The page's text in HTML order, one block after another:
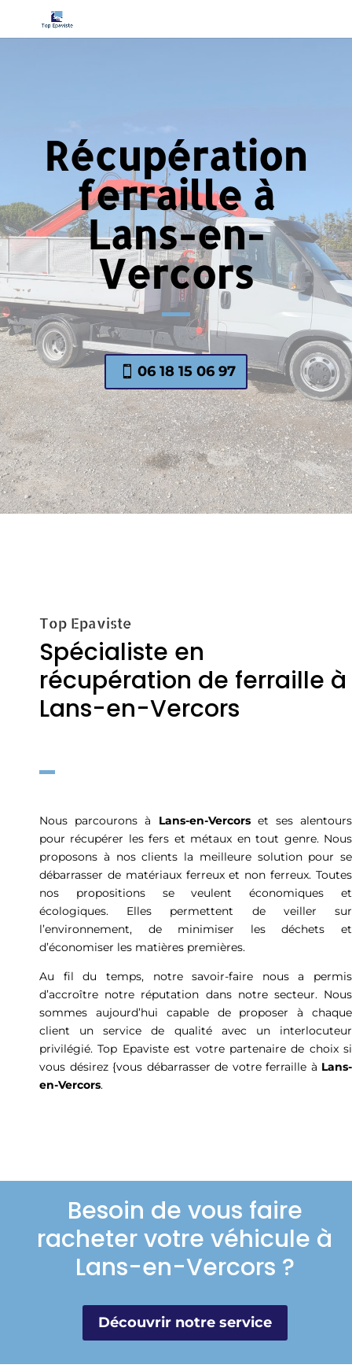
Récupération
ferraille à
Lans-en-
Vercors
06 18 15 06 97
Top Epaviste
Spécialiste en
récupération de ferraille à
Lans-en-Vercors
Nous parcourons à Lans-en-Vercorset ses alentours
pour récupérer les fers et métaux en tout genre. Nous
proposons à nos clients la meilleure solution pour se
débarrasser de matériaux ferreux et non ferreux. Toutes
nos propositions se veulent économiques et
écologiques. Elles permettent de veiller sur
l’environnement, de minimiser les déchets et
d’économiser les matières premières.
Au fil du temps, notre savoir-faire nous a permis
d’accroître notre réputation dans notre secteur. Nous
sommes aujourd’hui capable de proposer à chaque
client un service de qualité avec un interlocuteur
privilégié. Top Epaviste est votre partenaire de choix si
vous désirez {vous débarrasser de votre ferraille à Lans-
en-Vercors.
Besoin de vous faire
racheter votre véhicule à
Lans-en-Vercors ?
Découvrir notre service